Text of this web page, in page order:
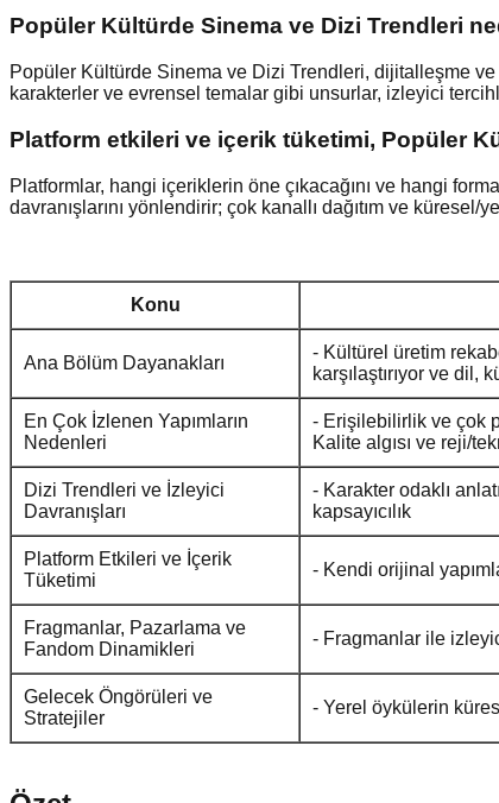
Popüler Kültürde Sinema ve Dizi Trendleri
Popüler Kültürde Sinema ve Dizi Trendleri, dijitalleşme ve
karakterler ve evrensel temalar gibi unsurlar, izleyici
Platform etkileri ve içerik tüketimi, Popüler
Platformlar, hangi içeriklerin öne çıkacağını ve hangi
davranışlarını yönlendirir; çok kanallı dağıtım ve
Konu
Ana Bölüm Dayanakları
- Kültürel üretim
karşılaştırıyor ve dil,
En Çok İzlenen Yapımların
Nedenleri
- Erişilebilirlik ve çok
Kalite algısı ve reji/
Dizi Trendleri ve İzleyici
Davranışları
- Karakter odaklı
kapsayıcılık
Platform Etkileri ve İçerik
Tüketimi
- Kendi orijinal
Fragmanlar, Pazarlama ve
Fandom Dinamikleri
- Fragmanlar ile
Gelecek Öngörüleri ve
Stratejiler
- Yerel öykülerin